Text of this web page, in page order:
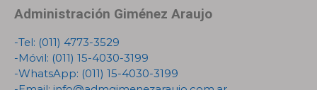
Administración Giménez Araujo
-Tel: (011) 4773-3529
-Móvil: (011) 15-4030-3199
-WhatsApp: (011) 15-4030-3199